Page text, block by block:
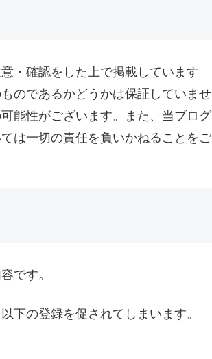
・確認をした上で掲載しています
のであるかどうかは保証していませ
能性がございます。また、当ブログ
は一切の責任を負いかねることをご
です。
下の登録を促されてしまいます。